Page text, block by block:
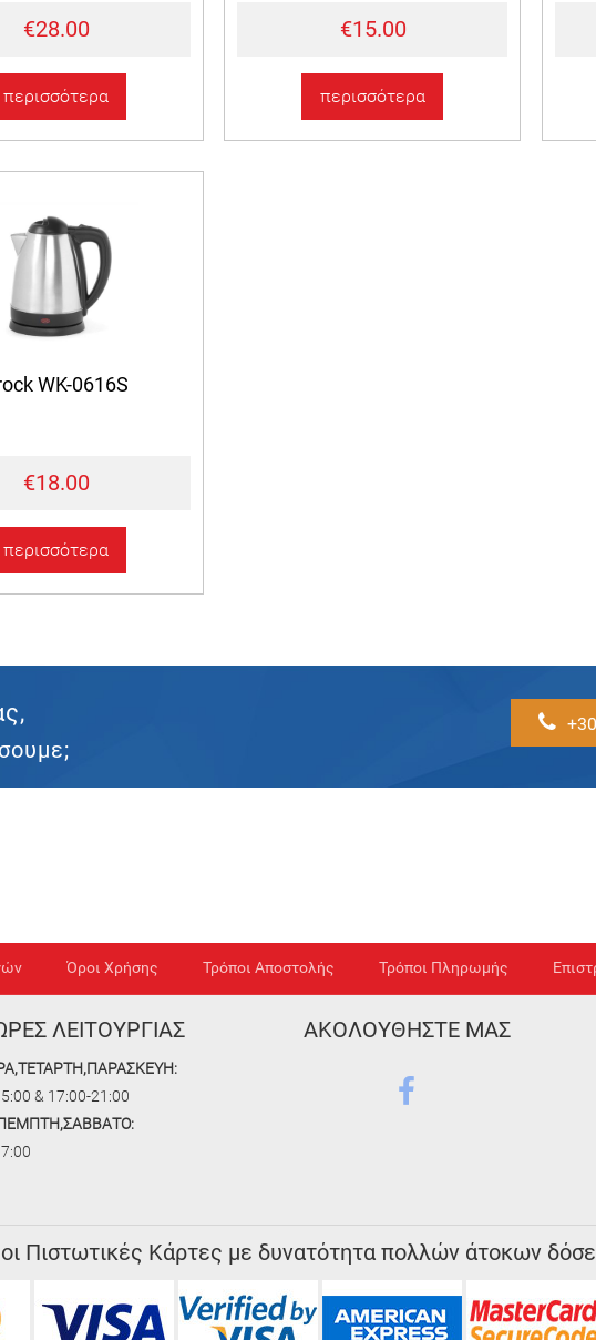
€28.00
περισσότερα
€15.00
περισσότερα
WK-0616S
€18.00
περισσότερα
Όροι Χρήσης Τρόποι Αποστολής Τρόποι Πληρωμής
ΛΕΙΤΟΥΡΓΙΑΣ
& 17:00-21:00
ΑΚΟΛΟΥΘΗΣΤΕ ΜΑΣ
Πιστωτικές Κάρτες με δυνατότητα πολλών άτοκων